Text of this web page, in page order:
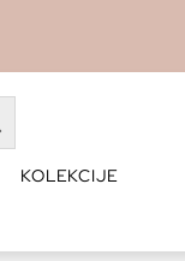
KOLEKCIJE